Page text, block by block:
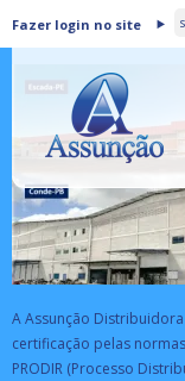
Fazer login no site
ASSUNÇÃO
CERTIFICADA
A Assunção
certificação pelas
PRODIR (Processo